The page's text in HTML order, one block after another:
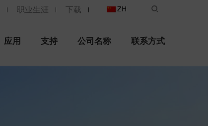
职业生涯 下载 ZH
应用 支持 公司名称 联系方式